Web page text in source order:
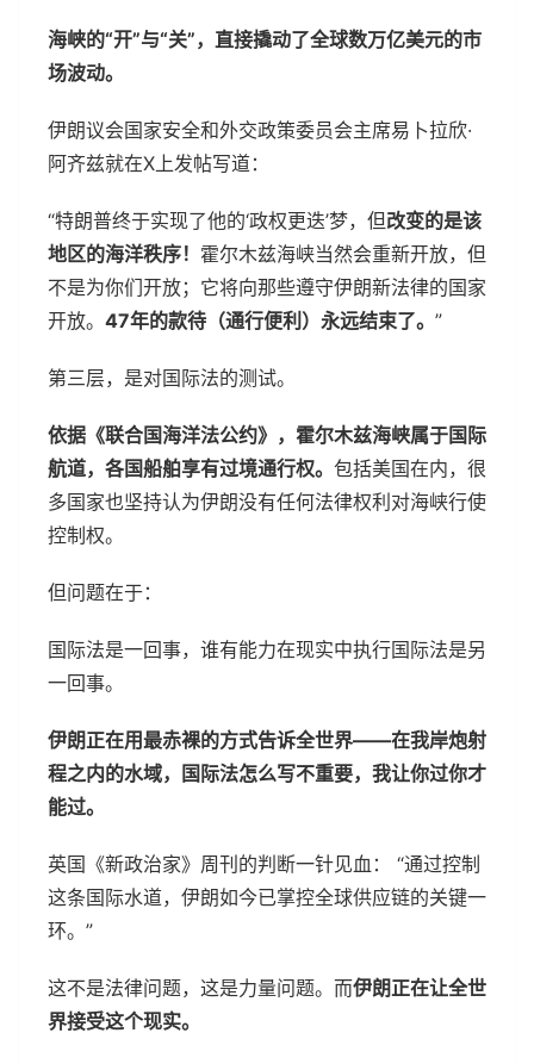
海峡的“开”与“关”，直接撬动了全球数万亿美元的市
场波动。
伊朗议会国家安全和外交政策委员会主席易卜拉欣·
阿齐兹就在X上发帖写道：
“特朗普终于实现了他的‘政权更迭’梦，但改变的是该
地区的海洋秩序！ 霍尔木兹海峡当然会重新开放，但
不是为你们开放；它将向那些遵守伊朗新法律的国家
开放。 47年的款待（通行便利）永远结束了。 ”
第三层，是对国际法的测试。
依据《联合国海洋法公约》，霍尔木兹海峡属于国际
航道，各国船舶享有过境通行权。 包括美国在内，很
多国家也坚持认为伊朗没有任何法律权利对海峡行使
控制权。
但问题在于：
国际法是一回事，谁有能力在现实中执行国际法是另
一回事。
伊朗正在用最赤裸的方式告诉全世界——在我岸炮射
程之内的水域，国际法怎么写不重要，我让你过你才
能过。
英国《新政治家》周刊的判断一针见血： “通过控制
这条国际水道，伊朗如今已掌控全球供应链的关键一
环。”
这不是法律问题，这是力量问题。而伊朗正在让全世
界接受这个现实。